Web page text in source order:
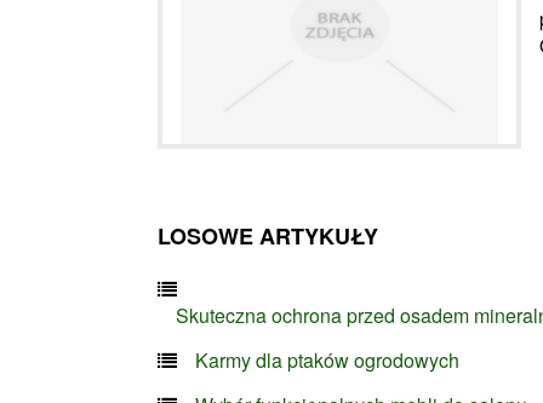
LOSOWE ARTYKUŁY
Skuteczna ochrona przed osadem
Karmy dla ptaków ogrodowych